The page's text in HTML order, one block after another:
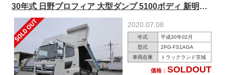
30年式 日野プロフィア 大型ダンプ 5100ボディ 新明和
製 ハイルーフ リターダ キャブメッキ 電動コボレーン付
2020.07.08
年式
平成30年02月
型式
2PG-FS1AGA
車両在庫
トラックランド茨城
価格： SOLDOUT